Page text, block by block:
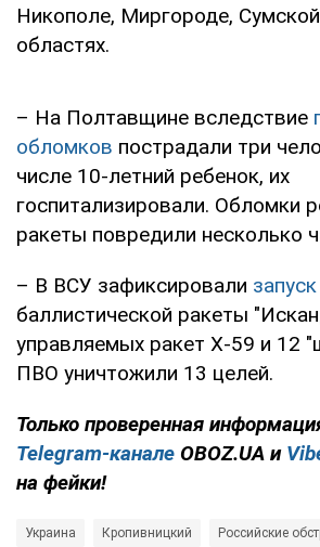
Никополе, Миргороде,
областях.
– На Полтавщине вследствие
обломков пострадали три
числе 10-летний ребенок, их
госпитализировали. Обломки
ракеты повредили несколько
– В ВСУ зафиксировали
баллистической ракеты
управляемых ракет Х-59 и 12
ПВО уничтожили 13 целей.
Только проверенная
Telegram-канале OBOZ.UA и
на фейки!
Украина Кропивницкий Российские